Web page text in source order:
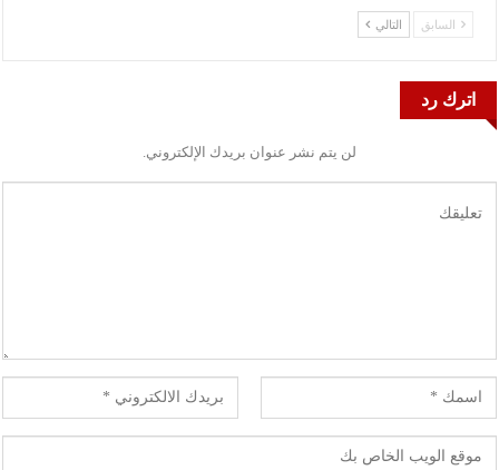
السابق التالي
اترك رد
لن يتم نشر عنوان بريدك الإلكتروني.